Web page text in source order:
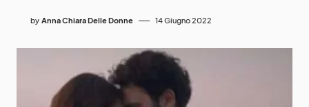
by Anna Chiara Delle Donne 14 Giugno 2022